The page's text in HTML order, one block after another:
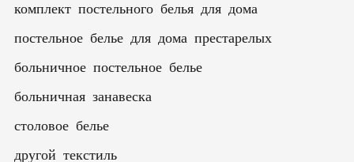
комплект постельного белья для дома
постельное белье для дома престарелых
больничное постельное белье
больничная занавеска
столовое белье
другой текстиль